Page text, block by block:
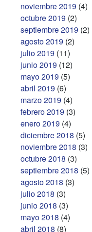
noviembre 2019 (4)
octubre 2019 (2)
septiembre 2019 (2)
agosto 2019 (2)
julio 2019 (11)
junio 2019 (12)
mayo 2019 (5)
abril 2019 (6)
marzo 2019 (4)
febrero 2019 (3)
enero 2019 (4)
diciembre 2018 (5)
noviembre 2018 (3)
octubre 2018 (3)
septiembre 2018 (5)
agosto 2018 (3)
julio 2018 (3)
junio 2018 (3)
mayo 2018 (4)
abril 2018 (8)